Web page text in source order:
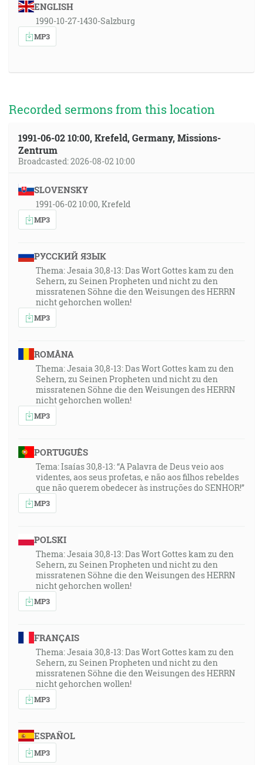
ENGLISH
1990-10-27-1430-Salzburg
MP3
Recorded sermons from this location
1991-06-02 10:00, Krefeld, Germany, Missions-
Zentrum
Broadcasted: 2026-08-02 10:00
SLOVENSKY
1991-06-02 10:00, Krefeld
MP3
РУССКИЙ ЯЗЫК
Thema: Jesaia 30,8-13: Das Wort Gottes kam zu den
Sehern, zu Seinen Propheten und nicht zu den
missratenen Söhne die den Weisungen des HERRN
nicht gehorchen wollen!
MP3
ROMÂNA
Thema: Jesaia 30,8-13: Das Wort Gottes kam zu den
Sehern, zu Seinen Propheten und nicht zu den
missratenen Söhne die den Weisungen des HERRN
nicht gehorchen wollen!
MP3
PORTUGUÊS
Tema: Isaías 30,8-13: “A Palavra de Deus veio aos
videntes, aos seus profetas, e não aos filhos rebeldes
que não querem obedecer às instruções do SENHOR!”
MP3
POLSKI
Thema: Jesaia 30,8-13: Das Wort Gottes kam zu den
Sehern, zu Seinen Propheten und nicht zu den
missratenen Söhne die den Weisungen des HERRN
nicht gehorchen wollen!
MP3
FRANÇAIS
Thema: Jesaia 30,8-13: Das Wort Gottes kam zu den
Sehern, zu Seinen Propheten und nicht zu den
missratenen Söhne die den Weisungen des HERRN
nicht gehorchen wollen!
MP3
ESPAÑOL
MP3